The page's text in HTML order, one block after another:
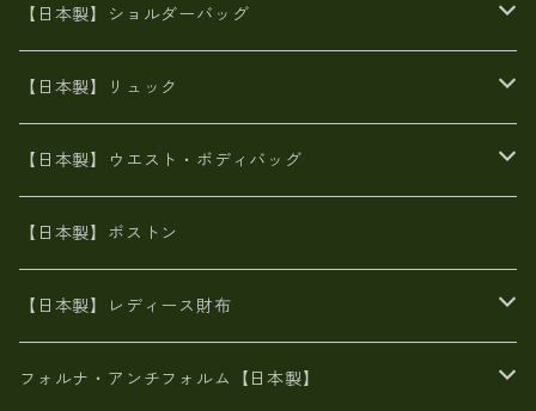
牛革製品トート・ショルダー
牛革製品リュック
火山灰染めバッグ
8号帆布
豊岡製
ヌメ革バッグ
Ａ3サイズ
オイルレザー
エナメル
がま口
リネン
メタリック
スエード
【日本製】ショルダーバッグ
漂流ロープバッグ
6号蝋引き帆布
火山灰染めバッグ
8号帆布
財布ポシェット
牛革
メタリック
オイルレザー
６号蝋引き帆布
【日本製】リュック
帆布
豊岡
豊岡製
牛革
日本製
【日本製】ウエスト・ボディバッグ
帆布
【日本製】ボストン
【日本製】レディース財布
二つ折り財布
フォルナ・アンチフォルム【日本製】